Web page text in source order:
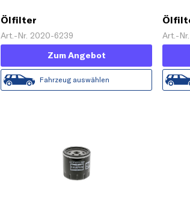
Ölfilter
Art.-Nr. 2020-6239
Zum Angebot
Fahrzeug auswählen
Art.-